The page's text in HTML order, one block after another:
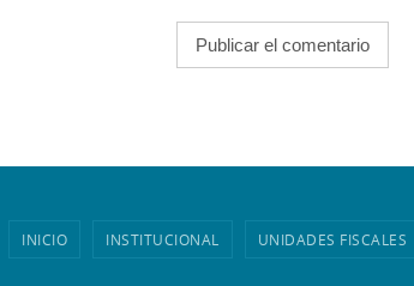
INICIO INSTITUCIONAL UNIDADES FISCALES